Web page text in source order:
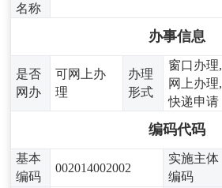
名称
办事信息
是否
网办
可网上办
理
办理
形式
窗口办理,
网上办理,
快递申请
编码代码
基本
编码
002014002002
实施主体
编码